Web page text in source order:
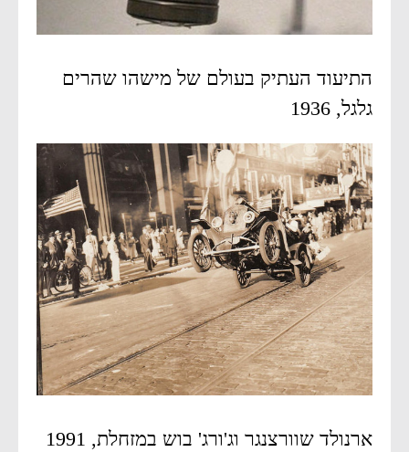
התיעוד העתיק בעולם של מישהו שהרים
גלגל, 1936
ארנולד שוורצנגר וג'ורג' בוש במזחלת, 1991